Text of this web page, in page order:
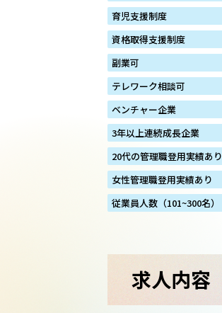
育児支援制度
資格取得支援制度
副業可
テレワーク相談可
ベンチャー企業
3年以上連続成長企業
20代の管理職登用実績あり
女性管理職登用実績あり
従業員人数（101~300名）
求人内容